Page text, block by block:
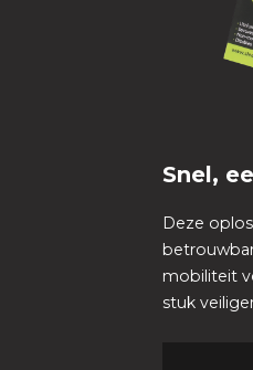
Snel,
Deze
mobiliteit
stuk